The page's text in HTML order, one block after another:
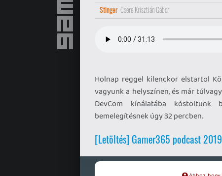
Stinger Csere Krisztián Gábor
Holnap reggel kilenckor elstartol
vagyunk a helyszínen, és már
DevCom kínálatába kóstoltunk
bemelegítésnek úgy 32 percben.
[Letöltés] Gamer365 podcast